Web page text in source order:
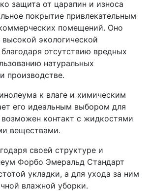
защита от царапин и износа
покрытие привлекательным
помещений. Оно
экологической
отсутствию вредных
натуральных
производстве.
к влаге и химическим
его идеальным выбором для
контакт с жидкостями
веществами.
своей структуре и
Форбо Эмеральд Стандарт
укладки, а для ухода за ним
влажной уборки.